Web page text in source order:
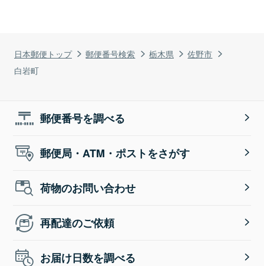
日本郵便トップ 郵便番号検索 栃木県
佐野市
白岩町
郵便番号を調べる
郵便局・ATM・ポストをさがす
荷物のお問い合わせ
再配達のご依頼
お届け日数を調べる